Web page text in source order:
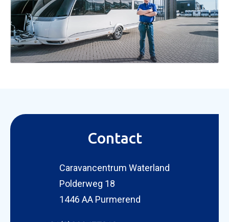
Contact
Caravancentrum Waterland
Polderweg 18
1446 AA Purmerend